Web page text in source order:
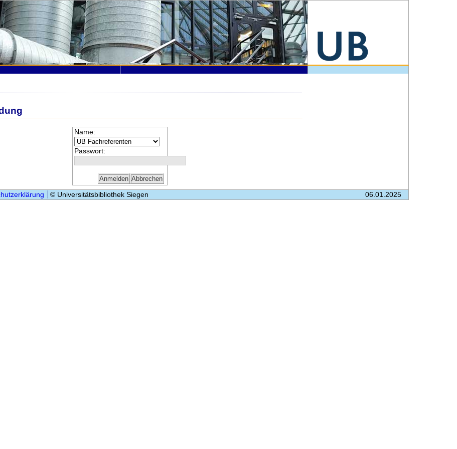
Name:
Passwort:
© Universitätsbibliothek Siegen 06.01.2025